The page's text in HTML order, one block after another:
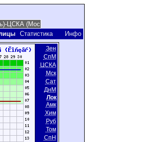
Статистика Инфо
Зен
СпМ
ЦСКА
Мск
Сат
ДнМ
Лок
Амк
Хим
Руб
Том
СпН